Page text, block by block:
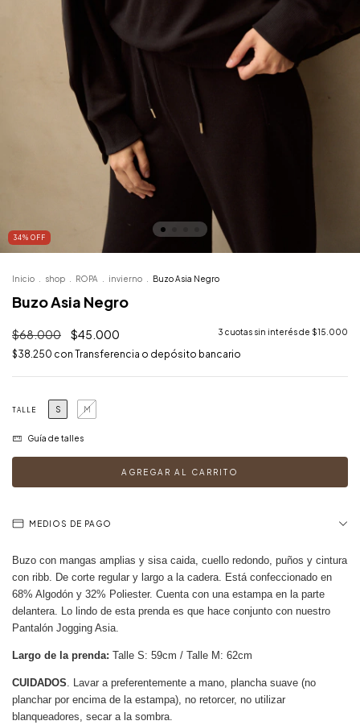
34% OFF
Inicio shop ROPA invierno Buzo Asia Negro
Buzo Asia Negro
$68.000 $45.000 3 cuotas sin interés de $15.000
$38.250 con Transferencia o depósito bancario
TALLE S M
Guía de talles
MEDIOS DE PAGO
Buzo con mangas amplias y sisa caida, cuello redondo, puños y cintura
con ribb. De corte regular y largo a la cadera. Está confeccionado en
68% Algodón y 32% Poliester. Cuenta con una estampa en la parte
delantera. Lo lindo de esta prenda es que hace conjunto con nuestro
Pantalón Jogging Asia.
Largo de la prenda: Talle S: 59cm / Talle M: 62cm
CUIDADOS. Lavar a preferentemente a mano, plancha suave (no
planchar por encima de la estampa), no retorcer, no utilizar
blanqueadores, secar a la sombra.